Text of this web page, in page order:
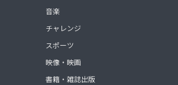
音楽
チャレンジ
スポーツ
映像・映画
書籍・雑誌出版